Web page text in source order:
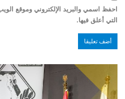
احفظ اسمي والبريد الإلكتروني وموقع
التي أعلق فيها.